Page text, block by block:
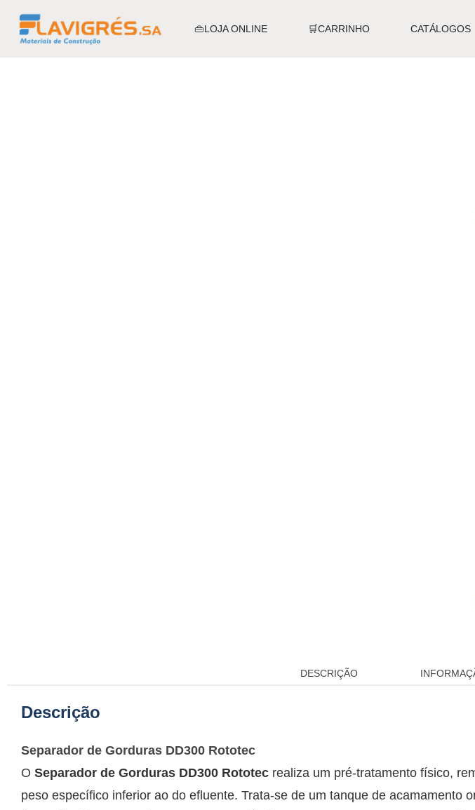
👜LOJA ONLINE 🛒CARRINHO CATÁLOGOS
DESCRIÇÃO
Descrição
Separador de Gorduras DD300 Rototec
O Separador de Gorduras DD300 Rototec realiza um pré-tratamento físico,
peso específico inferior ao do efluente. Trata-se de um tanque de acamamento